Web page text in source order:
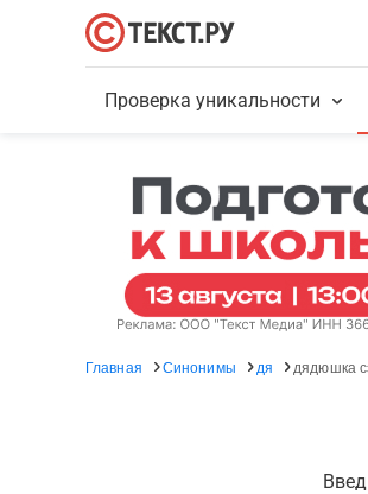
Проверка уникальности
Главная Синонимы дя дядюшка